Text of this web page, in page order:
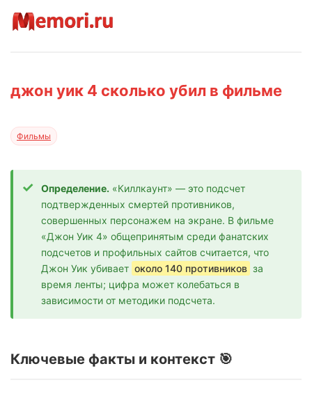
джон уик 4 сколько убил в фильме
Фильмы
Определение. «Киллкаунт» — это подсчет
подтвержденных смертей противников,
совершенных персонажем на экране. В фильме
«Джон Уик 4» общепринятым среди фанатских
подсчетов и профильных сайтов считается, что
Джон Уик убивает около 140 противников за
время ленты; цифра может колебаться в
зависимости от методики подсчета.
Ключевые факты и контекст 🎯